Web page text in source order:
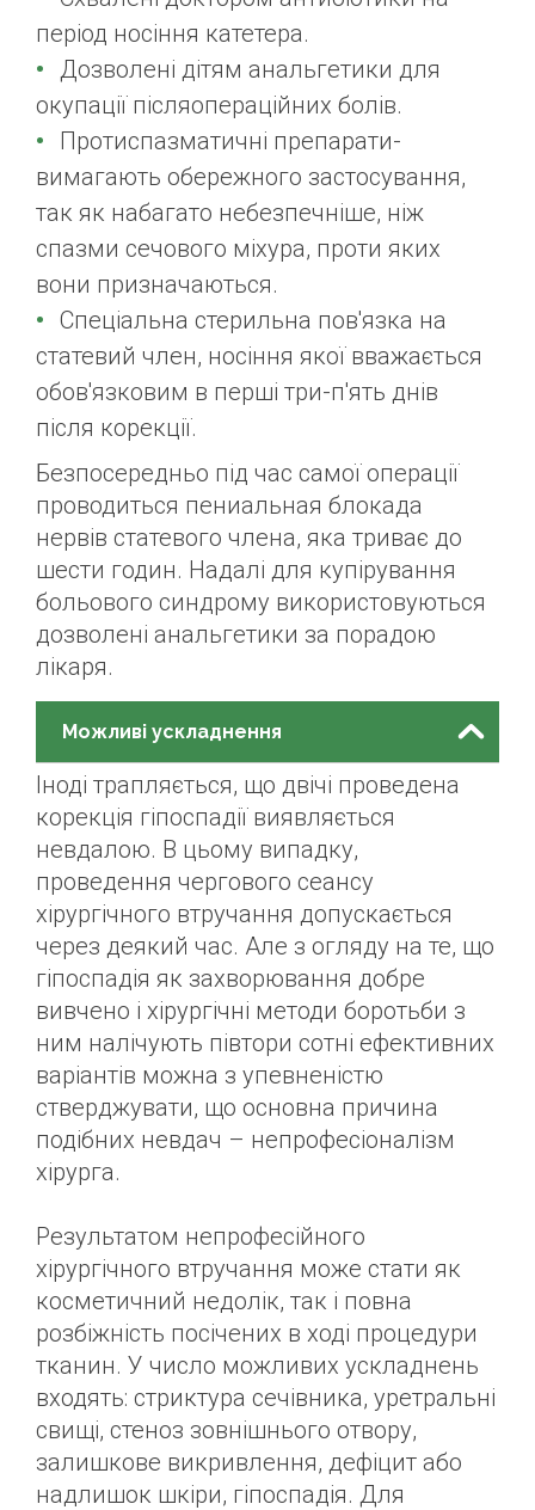
період носіння катетера.
Дозволені дітям анальгетики для
окупації післяопераційних болів.
Протиспазматичні препарати-
вимагають обережного застосування,
так як набагато небезпечніше, ніж
спазми сечового міхура, проти яких
вони призначаються.
Спеціальна стерильна пов'язка на
статевий член, носіння якої вважається
обов'язковим в перші три-п'ять днів
після корекції.
Безпосередньо під час самої операції
проводиться пениальная блокада
нервів статевого члена, яка триває до
шести годин. Надалі для купірування
больового синдрому використовуються
дозволені анальгетики за порадою
лікаря.
Можливі ускладнення
Іноді трапляється, що двічі проведена
корекція гіпоспадії виявляється
невдалою. В цьому випадку,
проведення чергового сеансу
хірургічного втручання допускається
через деякий час. Але з огляду на те, що
гіпоспадія як захворювання добре
вивчено і хірургічні методи боротьби з
ним налічують півтори сотні ефективних
варіантів можна з упевненістю
стверджувати, що основна причина
подібних невдач – непрофесіоналізм
хірурга.
Результатом непрофесійного
хірургічного втручання може стати як
косметичний недолік, так і повна
розбіжність посічених в ході процедури
тканин. У число можливих ускладнень
входять: стриктура сечівника, уретральні
свищі, стеноз зовнішнього отвору,
залишкове викривлення, дефіцит або
надлишок шкіри, гіпоспадія. Для